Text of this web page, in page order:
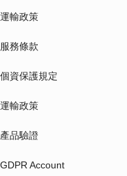
運輸政策
服務條款
個資保護規定
運輸政策
產品驗證
GDPR Account